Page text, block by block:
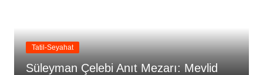
Tatil-Seyahat
Süleyman Çelebi Anıt Mezarı: Mevlid